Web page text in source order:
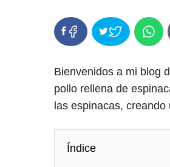
Bienvenidos a mi blog
pollo rellena de
las espinacas,
Índice